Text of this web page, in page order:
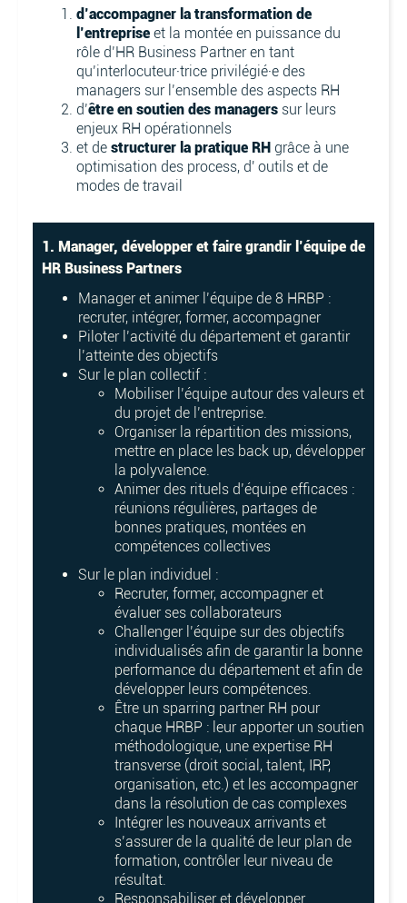
d’accompagner la transformation de
l’entreprise et la montée en puissance du
rôle d’HR Business Partner en tant
qu’interlocuteur·trice privilégié·e des
managers sur l’ensemble des aspects RH
d’être en soutien des managers sur leurs
enjeux RH opérationnels
et de structurer la pratique RH grâce à une
optimisation des process, d' outils et de
modes de travail
1. Manager, développer et faire grandir l’équipe de
HR Business Partners
Manager et animer l’équipe de 8 HRBP :
recruter, intégrer, former, accompagner
Piloter l’activité du département et garantir
l’atteinte des objectifs
Sur le plan collectif :
Mobiliser l’équipe autour des valeurs et
du projet de l’entreprise.
Organiser la répartition des missions,
mettre en place les back up, développer
la polyvalence.
Animer des rituels d’équipe efficaces :
réunions régulières, partages de
bonnes pratiques, montées en
compétences collectives
Sur le plan individuel :
Recruter, former, accompagner et
évaluer ses collaborateurs
Challenger l’équipe sur des objectifs
individualisés afin de garantir la bonne
performance du département et afin de
développer leurs compétences.
Être un sparring partner RH pour
chaque HRBP : leur apporter un soutien
méthodologique, une expertise RH
transverse (droit social, talent, IRP,
organisation, etc.) et les accompagner
dans la résolution de cas complexes
Intégrer les nouveaux arrivants et
s’assurer de la qualité de leur plan de
formation, contrôler leur niveau de
résultat.
Responsabiliser et développer